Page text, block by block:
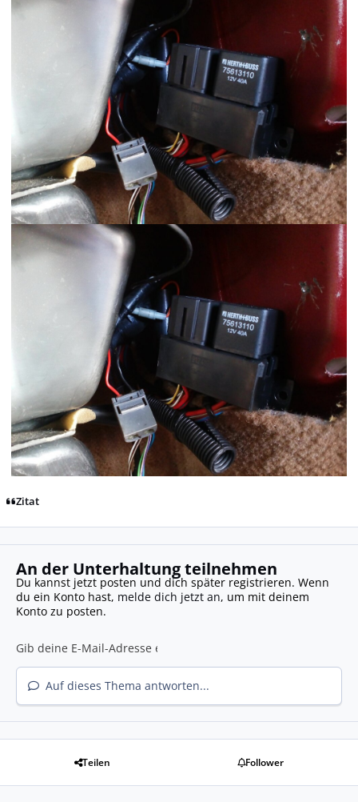
Zitat
An der Unterhaltung teilnehmen
Du kannst jetzt posten und dich später registrieren. Wenn
du ein Konto hast, melde dich jetzt an, um mit deinem
Konto zu posten.
Auf dieses Thema antworten...
Teilen Follower